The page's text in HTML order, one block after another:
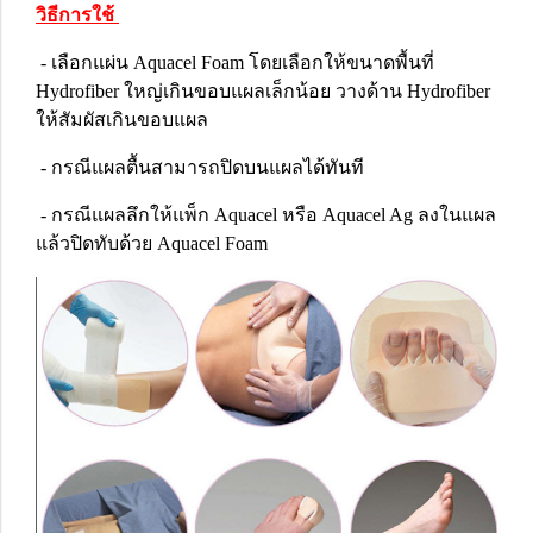
วิธีการใช้
- เลือกแผ่น Aquacel Foam โดยเลือกให้ขนาดพื้นที่
Hydrofiber ใหญ่เกินขอบแผลเล็กน้อย วางด้าน Hydrofiber
ให้สัมผัสเกินขอบแผล
- กรณีแผลตื้นสามารถปิดบนแผลได้ทันที
- กรณีแผลลึกให้แพ็ก Aquacel หรือ Aquacel Ag ลงในแผล
แล้วปิดทับด้วย Aquacel Foam